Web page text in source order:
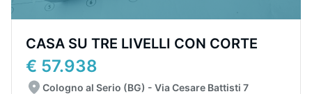
CASA SU TRE LIVELLI CON CORTE
€ 57.938
Cologno al Serio (BG) - Via Cesare Battisti 7